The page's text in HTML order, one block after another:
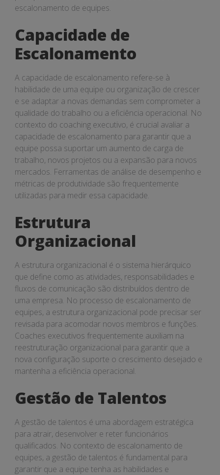
escalonamento de equipes.
Capacidade de
Escalonamento
A capacidade de escalonamento refere-se à
habilidade de uma equipe ou organização de crescer
e se adaptar a novas demandas sem comprometer a
qualidade do trabalho ou a eficiência operacional. No
contexto do coaching executivo, é crucial avaliar a
capacidade de escalonamento para garantir que a
equipe possa suportar um aumento de carga de
trabalho, novos projetos ou a expansão para novos
mercados. Ferramentas de análise de desempenho e
métricas de produtividade são frequentemente
utilizadas para medir essa capacidade.
Estrutura
Organizacional
A estrutura organizacional é o sistema hierárquico
que define como as atividades, responsabilidades e
fluxos de comunicação são distribuídos dentro de
uma empresa. No processo de escalonamento de
equipes, a estrutura organizacional pode precisar ser
revisada para acomodar novos membros e funções.
Coaches executivos frequentemente auxiliam na
reestruturação organizacional para garantir que a
nova configuração suporte o crescimento desejado e
mantenha a eficiência operacional.
Gestão de Talentos
A gestão de talentos é uma abordagem estratégica
para atrair, desenvolver e reter funcionários
qualificados. No contexto de escalonamento de
equipes, a gestão de talentos é fundamental para
garantir que a equipe tenha as habilidades e